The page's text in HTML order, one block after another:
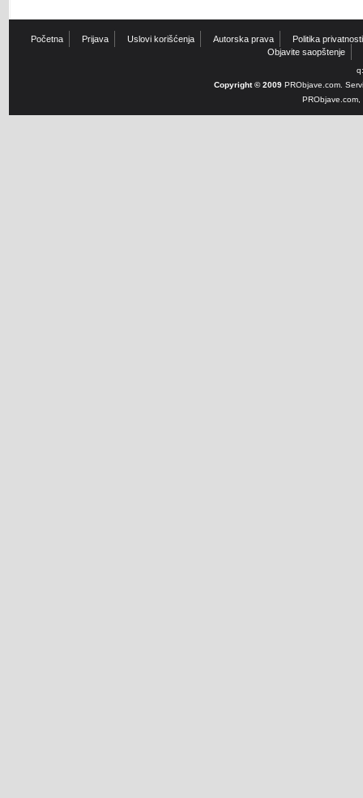
Početna Prijava Uslovi korišćenja Autorska prava
Politika privatnosti
Objavite saopštenje
Copyright © 2009 PRObjave.com.
PRObjave.com,